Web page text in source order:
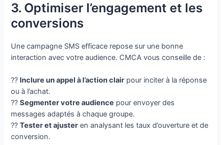
3. Optimiser l’engagement et les
conversions
Une campagne SMS efficace repose sur une bonne
interaction avec votre audience. CMCA vous conseille de :
?? Inclure un appel à l’action clair pour inciter à la réponse
ou à l’achat.
??Segmenter votre audience pour envoyer des
messages adaptés à chaque groupe.
??Tester et ajuster en analysant les taux d’ouverture et de
conversion.